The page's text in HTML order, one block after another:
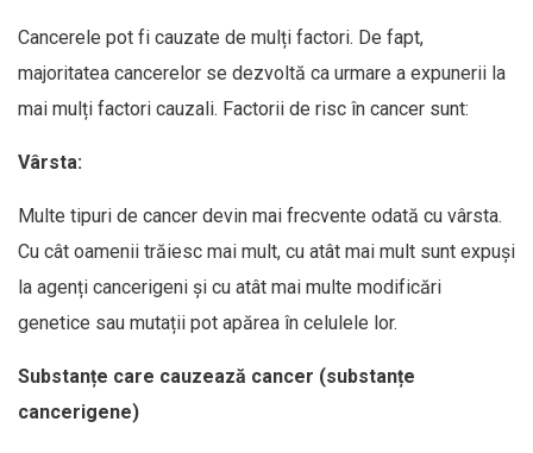
Cancerele pot fi cauzate de mulți factori. De fapt,
majoritatea cancerelor se dezvoltă ca urmare a expunerii la
mai mulți factori cauzali. Factorii de risc în cancer sunt:
Vârsta:
Multe tipuri de cancer devin mai frecvente odată cu vârsta.
Cu cât oamenii trăiesc mai mult, cu atât mai mult sunt expuși
la agenți cancerigeni și cu atât mai multe modificări
genetice sau mutații pot apărea în celulele lor.
Substanțe care cauzează cancer (substanțe
cancerigene)